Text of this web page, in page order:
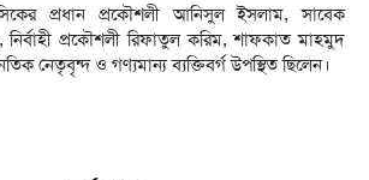
প্রধান প্রকৌশলী আনিসুল ইসলাম, সাবেক
প্রকৌশলী রিফাতুল করিম, শাফকাত মাহমুদ
নেতৃবৃন্দ ও গণ্যমান্য ব্যক্তিবর্গ উপস্থিত ছিলেন।